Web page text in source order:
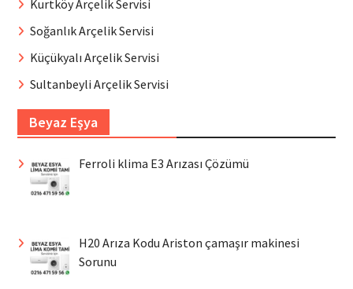
Kurtköy Arçelik Servisi
Soğanlık Arçelik Servisi
Küçükyalı Arçelik Servisi
Sultanbeyli Arçelik Servisi
Beyaz Eşya
Ferroli klima E3 Arızası Çözümü
H20 Arıza Kodu Ariston çamaşır makinesi
Sorunu